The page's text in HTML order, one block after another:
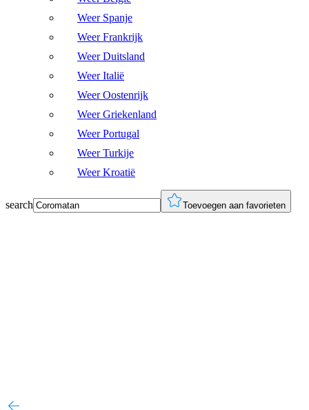
Weer Spanje
Weer Frankrijk
Weer Duitsland
Weer Italië
Weer Oostenrijk
Weer Griekenland
Weer Portugal
Weer Turkije
Weer Kroatië
search Toevoegen aan favorieten